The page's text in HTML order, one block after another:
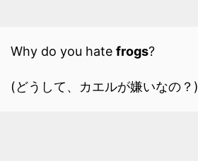
Why do you hate frogs?
(どうして、カエルが嫌いなの？)